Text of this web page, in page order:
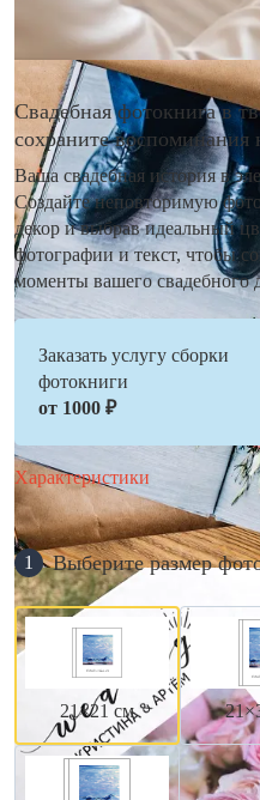
Свадебная фотокнига в
сохраните воспоминания
Ваша свадебная история в
Создайте неповторимую
декор и выбрав идеальный
фотографии и текст, чтобы
моменты вашего свадебного
Заказать услугу сборки
фотокниги
от 1000 ₽
Характеристики
1 Выберите размер
21×21 см